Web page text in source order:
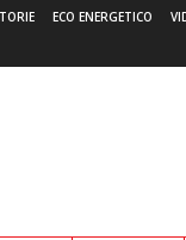
ECO ENERGETICO